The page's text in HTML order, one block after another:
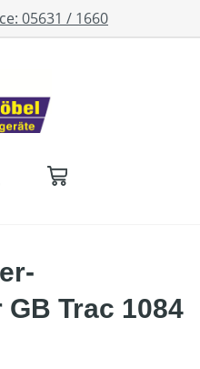
05631 / 1660
Trac 1084